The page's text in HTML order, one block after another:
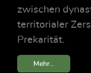
zwischen
territorialer
Prekarität.
Mehr...